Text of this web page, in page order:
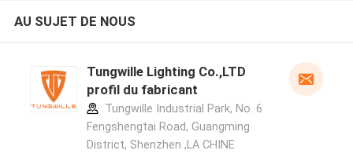
AU SUJET DE NOUS
Tungwille Lighting Co.,LTD
profil du fabricant
Tungwille Industrial Park, No. 6
Fengshengtai Road, Guangming
District, Shenzhen ,LA CHINE